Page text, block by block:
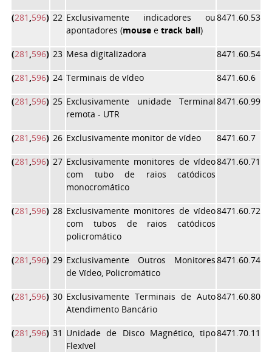
(281 ,596) 22 Exclusivamente indicadores ou
apontadores (mouse e track ball)
8471.60.53
(281 ,596) 23 Mesa digitalizadora 8471.60.54
(281 ,596) 24 Terminais de vídeo 8471.60.6
(281 ,596) 25 Exclusivamente unidade Terminal
remota - UTR
8471.60.99
(281 ,596) 26 Exclusivamente monitor de vídeo 8471.60.7
(281 ,596) 27 Exclusivamente monitores de vídeo
com tubo de raios catódicos
monocromático
8471.60.71
(281 ,596) 28 Exclusivamente monitores de vídeo
com tubos de raios catódicos
policromático
8471.60.72
(281 ,596) 29 Exclusivamente Outros Monitores
de Vídeo, Policromático
8471.60.74
(281 ,596) 30 Exclusivamente Terminais de Auto
Atendimento Bancário
8471.60.80
(281 ,596) 31 Unidade de Disco Magnético, tipo
Flexível
8471.70.11